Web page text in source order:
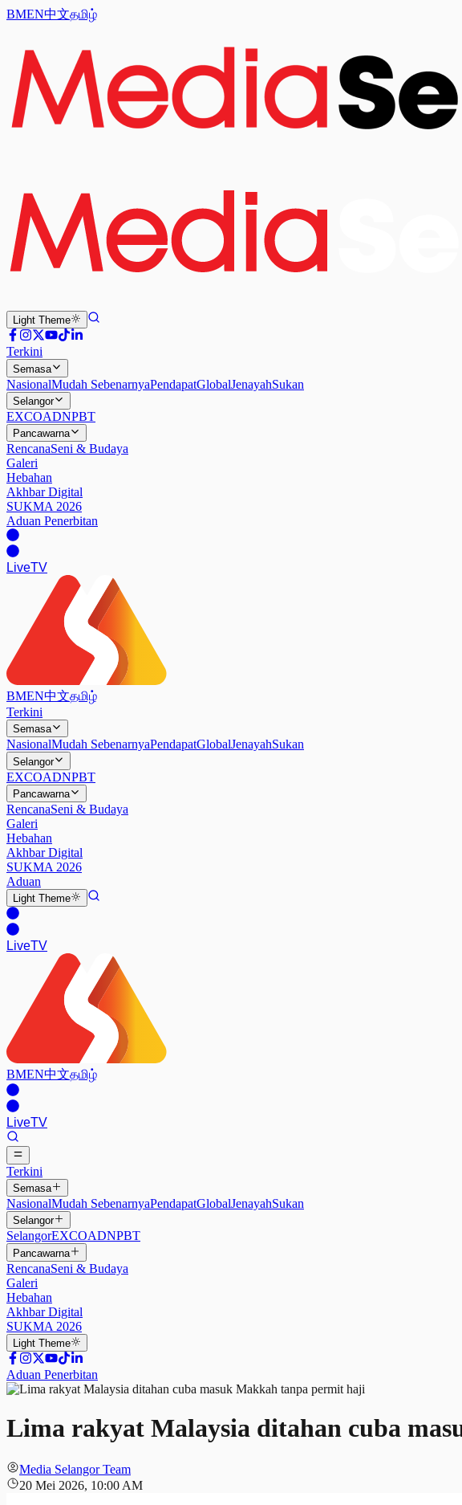
BMEN中文தமிழ்
Light Theme
Terkini
Semasa
NasionalMudah SebenarnyaPendapatGlobalJenayahSukan
Selangor
EXCOADNPBT
Pancawarna
RencanaSeni & Budaya
Galeri
Hebahan
Akhbar Digital
SUKMA 2026
Aduan Penerbitan
LiveTV
BMEN中文தமிழ்
Terkini
Semasa
NasionalMudah SebenarnyaPendapatGlobalJenayahSukan
Selangor
EXCOADNPBT
Pancawarna
RencanaSeni & Budaya
Galeri
Hebahan
Akhbar Digital
SUKMA 2026
Aduan
Light Theme
LiveTV
BMEN中文தமிழ்
LiveTV
Terkini
Semasa
NasionalMudah SebenarnyaPendapatGlobalJenayahSukan
Selangor
SelangorEXCOADNPBT
Pancawarna
RencanaSeni & Budaya
Galeri
Hebahan
Akhbar Digital
SUKMA 2026
Light Theme
Aduan Penerbitan
Lima rakyat Malaysia ditahan cuba
Media Selangor Team
20 Mei 2026, 10:00 AM